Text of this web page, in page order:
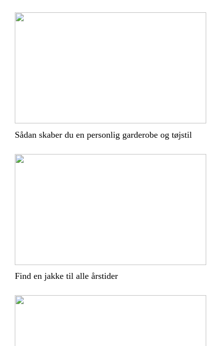
Sådan skaber du en personlig garderobe og tøjstil
Find en jakke til alle årstider